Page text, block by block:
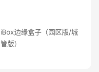
iBox边缘盒子（园区版/城
管版）